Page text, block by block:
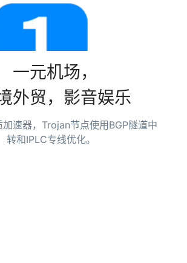
一元机场，
外贸，影音娱乐
速器，Trojan节点使用BGP隧道中
转和IPLC专线优化。